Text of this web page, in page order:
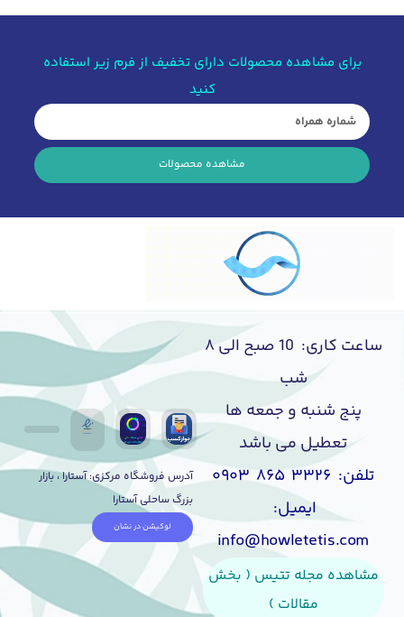
برای مشاهده محصولات دارای تخفیف از فرم زیر استفاده
کنید
مشاهده محصولات
ساعت کاری: 10 صبح الی ۸
شب
پنج شنبه و جمعه ها
تعطیل می باشد
تلفن: ۳۳۲۶ ۸۶۵ ۰۹۰۳
ایمیل:
info@howletetis.com
مشاهده مجله تتیس ( بخش
مقالات )
آدرس فروشگاه مرکزی: آستارا ، بازار
بزرگ ساحلی آستارا
لوکیشن در نشان